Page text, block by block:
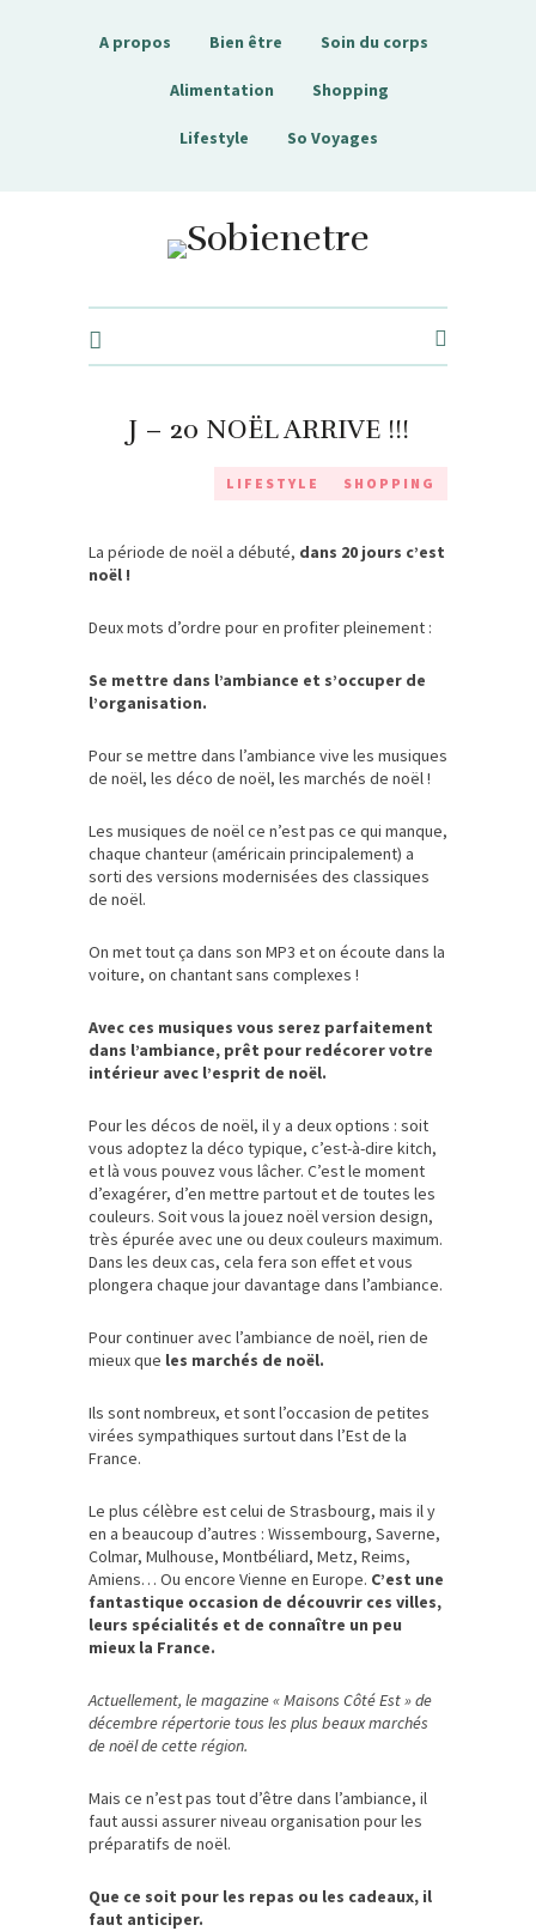
A propos Bien être Soin du corps
Alimentation Shopping
Lifestyle So Voyages
Sobienetre
J – 20 NOËL ARRIVE !!!
LIFESTYLE SHOPPING
La période de noël a débuté, dans 20 jours c’est
noël !
Deux mots d’ordre pour en profiter pleinement :
Se mettre dans l’ambiance et s’occuper de
l’organisation.
Pour se mettre dans l’ambiance vive les musiques
de noël, les déco de noël, les marchés de noël !
Les musiques de noël ce n’est pas ce qui manque,
chaque chanteur (américain principalement) a
sorti des versions modernisées des classiques
de noël.
On met tout ça dans son MP3 et on écoute dans la
voiture, on chantant sans complexes !
Avec ces musiques vous serez parfaitement
dans l’ambiance, prêt pour redécorer votre
intérieur avec l’esprit de noël.
Pour les décos de noël, il y a deux options : soit
vous adoptez la déco typique, c’est-à-dire kitch,
et là vous pouvez vous lâcher. C’est le moment
d’exagérer, d’en mettre partout et de toutes les
couleurs. Soit vous la jouez noël version design,
très épurée avec une ou deux couleurs maximum.
Dans les deux cas, cela fera son effet et vous
plongera chaque jour davantage dans l’ambiance.
Pour continuer avec l’ambiance de noël, rien de
mieux que les marchés de noël.
Ils sont nombreux, et sont l’occasion de petites
virées sympathiques surtout dans l’Est de la
France.
Le plus célèbre est celui de Strasbourg, mais il y
en a beaucoup d’autres : Wissembourg, Saverne,
Colmar, Mulhouse, Montbéliard, Metz, Reims,
Amiens… Ou encore Vienne en Europe. C’est une
fantastique occasion de découvrir ces villes,
leurs spécialités et de connaître un peu
mieux la France.
Actuellement, le magazine « Maisons Côté Est » de
décembre répertorie tous les plus beaux marchés
de noël de cette région.
Mais ce n’est pas tout d’être dans l’ambiance, il
faut aussi assurer niveau organisation pour les
préparatifs de noël.
Que ce soit pour les repas ou les cadeaux, il
faut anticiper.